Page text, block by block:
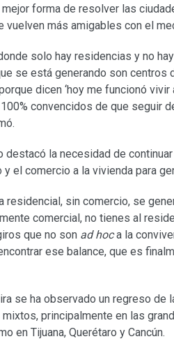
forma de resolver las
vuelven más amigables con el
solo hay residencias y no
se está generando son centros
dicen ‘hoy me funcionó vivir
convencidos de que seguir
destacó la necesidad de
el comercio a la vivienda para
residencial, sin comercio, se
comercial, no tienes al
que no son ad hoca la
ese balance, que es
se ha observado un regreso de
principalmente en las
en Tijuana, Querétaro y Cancún.